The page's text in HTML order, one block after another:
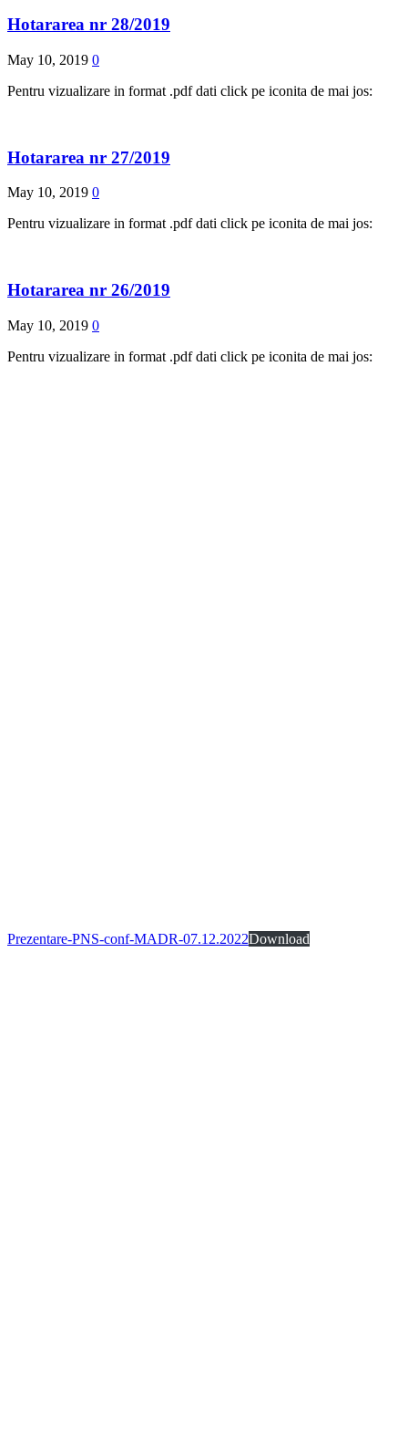
Hotararea nr 28/2019
May 10, 2019 0
Pentru vizualizare in format .pdf dati click pe iconita de mai jos:
Hotararea nr 27/2019
May 10, 2019 0
Pentru vizualizare in format .pdf dati click pe iconita de mai jos:
Hotararea nr 26/2019
May 10, 2019 0
Pentru vizualizare in format .pdf dati click pe iconita de mai jos:
Prezentare-PNS-conf-MADR-07.12.2022Download